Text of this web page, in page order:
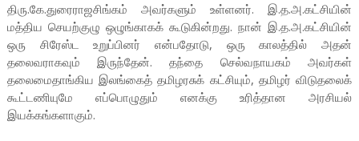
திரு.கே.துரைராஜசிங்கம் அவர்களும் உள்ளனர். இ.த.அ.கட்சியின்
மத்திய செயற்குழு ஒழுங்காகக் கூடுகின்றது. நான் இ.த.அ.கட்சியின்
ஒரு சிரேஸ்ட உறுப்பினர் என்பதோடு, ஒரு காலத்தில் அதன்
தலைவராகவும் இருந்தேன். தந்தை செல்வநாயகம் அவர்கள்
தலைமைதாங்கிய இலங்கைத் தமிழரசுக் கட்சியும், தமிழர் விடுதலைக்
கூட்டணியுமே எப்பொழுதும் எனக்கு உரித்தான அரசியல்
இயக்கங்களாகும்.